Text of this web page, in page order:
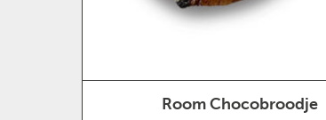
Room Chocobroodje